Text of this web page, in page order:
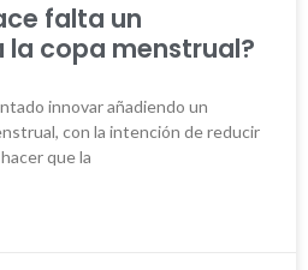
falta un
copa menstrual?
innovar añadiendo un
con la intención de reducir
que la